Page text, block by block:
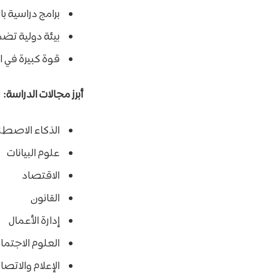
برامج دراسية
بيئة دولية تضم
قوة كبيرة في
أبرز مجالات الدراسة:
الذكاء
علوم البيانات
الاقتصاد
القانون
إدارة الأعمال
العلوم
الإعلام